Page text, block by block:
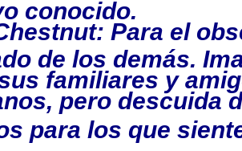
conocido.
Para el
de los demás.
familiares y
pero descuida
para los que